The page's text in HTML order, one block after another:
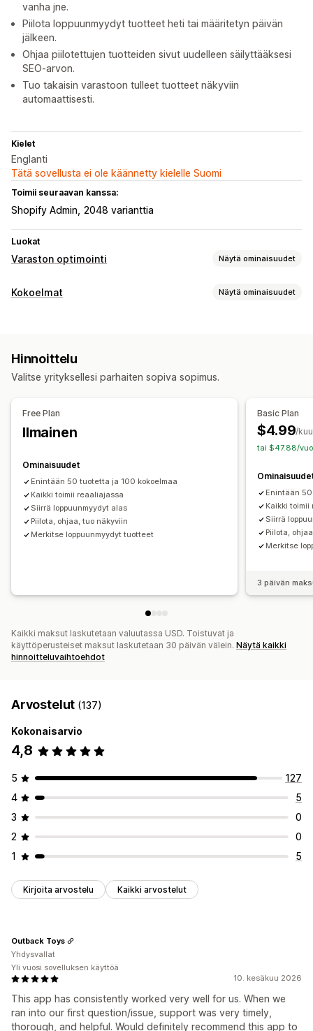
vanha jne.
Piilota loppuunmyydyt tuotteet heti tai määritetyn päivän
jälkeen.
Ohjaa piilotettujen tuotteiden sivut uudelleen säilyttääksesi
SEO-arvon.
Tuo takaisin varastoon tulleet tuotteet näkyviin
automaattisesti.
Kielet
Englanti
Tätä sovellusta ei ole käännetty kielelle Suomi
Toimii seuraavan kanssa:
Shopify Admin 2048 varianttia
Luokat
Varaston optimointi Näytä ominaisuudet
Varastonhallinta
Kokoelmat Näytä ominaisuudet
Vedä ja pudota
Uudelleenohjaus
Joukkomuokkaus
Hinnoittelu
Valitse yrityksellesi parhaiten sopiva sopimus.
Free Plan
Ilmainen
Ominaisuudet
Enintään 50 tuotetta ja 100 kokoelmaa
Kaikki toimii reaaliajassa
Siirrä loppuunmyydyt alas
Piilota, ohjaa, tuo näkyviin
Merkitse loppuunmyydyt tuotteet
Basic Plan
$4.99/
tai $47.88/
Enintään
Kaikki
Siirrä
Piilota,
Merkitse
3 päivän
Kaikki maksut laskutetaan valuutassa USD. Toistuvat ja
käyttöperusteiset maksut laskutetaan 30 päivän välein. Näytä kaikki
hinnoitteluvaihtoehdot
Arvostelut (137)
Kokonaisarvio
4,8
5
127
4
5
3
0
2
0
1
5
Kirjoita arvostelu Kaikki arvostelut
10. kesäkuu 2026
This app has consistently worked very well for us. When we
ran into our first question/issue, support was very timely,
thorough, and helpful. Would definitely recommend this app to
Outback Toys
Yhdysvallat
Yli vuosi sovelluksen käyttöä